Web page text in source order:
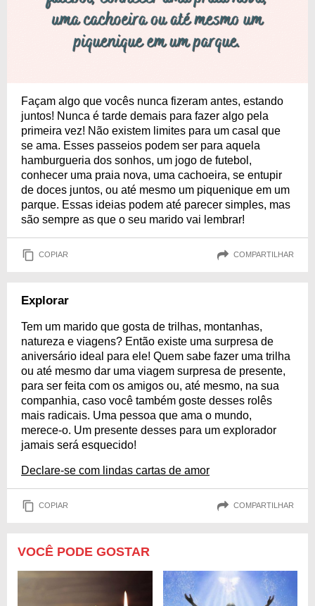
Façam algo que vocês nunca fizeram antes, estando
juntos! Nunca é tarde demais para fazer algo pela
primeira vez! Não existem limites para um casal que
se ama. Esses passeios podem ser para aquela
hamburgueria dos sonhos, um jogo de futebol,
conhecer uma praia nova, uma cachoeira, se entupir
de doces juntos, ou até mesmo um piquenique em um
parque. Essas ideias podem até parecer simples, mas
são sempre as que o seu marido vai lembrar!
COPIAR COMPARTILHAR
Explorar
Tem um marido que gosta de trilhas, montanhas,
natureza e viagens? Então existe uma surpresa de
aniversário ideal para ele! Quem sabe fazer uma trilha
ou até mesmo dar uma viagem surpresa de presente,
para ser feita com os amigos ou, até mesmo, na sua
companhia, caso você também goste desses rolês
mais radicais. Uma pessoa que ama o mundo,
merece-o. Um presente desses para um explorador
jamais será esquecido!
Declare-se com lindas cartas de amor
COPIAR COMPARTILHAR
VOCÊ PODE GOSTAR